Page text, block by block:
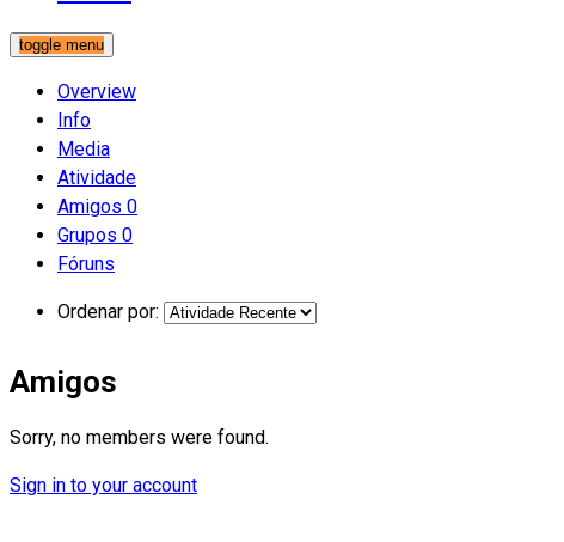
toggle menu
Overview
Info
Media
Atividade
Amigos 0
Grupos 0
Fóruns
Ordenar por:
Amigos
Sorry, no members were found.
Sign in to your account